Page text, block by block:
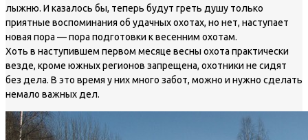
лыжню. И казалось бы, теперь будут греть душу только
приятные воспоминания об удачных охотах, но нет, наступает
новая пора — пора подготовки к весенним охотам.
Хоть в наступившем первом месяце весны охота практически
везде, кроме южных регионов запрещена, охотники не сидят
без дела. В это время у них много забот, можно и нужно сделать
немало важных дел.